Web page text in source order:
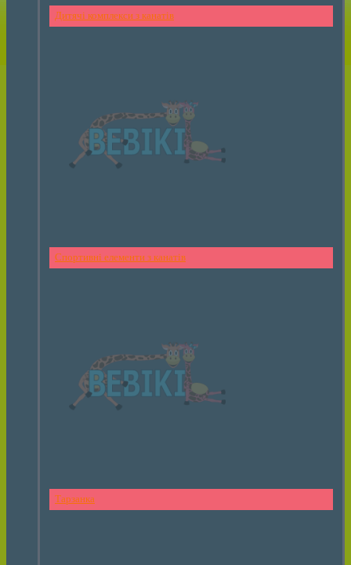
Дитячі комплекси з канатів
Спортивні елементи з канатів
Тарзанка